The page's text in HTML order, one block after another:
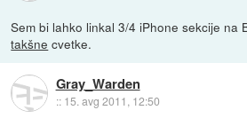
Sem bi lahko linkal 3/4 iPhone sekcije na
takšne cvetke.
Gray_Warden
:: 15. avg 2011, 12:50